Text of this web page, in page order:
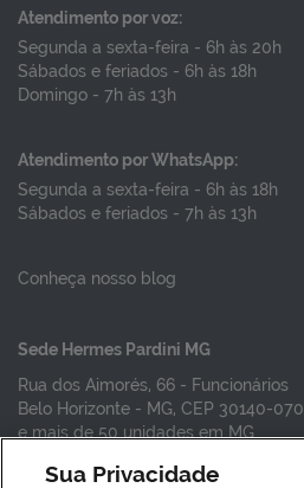
Atendimento por voz:
Segunda a sexta-feira - 6h às 20h
Sábados e feriados - 6h às 18h
Domingo - 7h às 13h
Atendimento por WhatsApp:
Segunda a sexta-feira - 6h às 18h
Sábados e feriados - 7h às 13h
Conheça nosso blog
Sede Hermes Pardini MG
Rua dos Aimorés, 66 - Funcionários
Belo Horizonte - MG, CEP 30140-070
e mais de 50 unidades em MG
Sua Privacidade